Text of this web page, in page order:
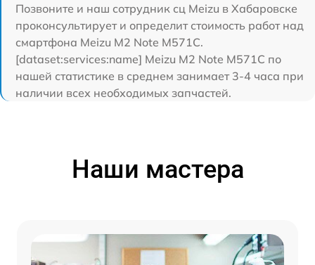
Позвоните и наш сотрудник сц Meizu в Хабаровске
проконсультирует и определит стоимость работ над
смартфона Meizu M2 Note M571C.
[dataset:services:name] Meizu M2 Note M571C по
нашей статистике в среднем занимает 3-4 часа при
наличии всех необходимых запчастей.
Наши мастера